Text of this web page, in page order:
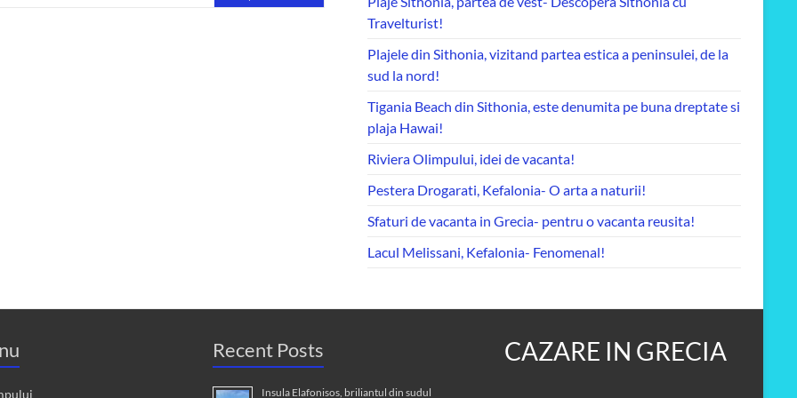
Travelturist!
Plajele din Sithonia, vizitand partea estica a peninsulei, de la
sud la nord!
Tigania Beach din Sithonia, este denumita pe buna dreptate si
plaja Hawai!
Riviera Olimpului, idei de vacanta!
Pestera Drogarati, Kefalonia- O arta a naturii!
Sfaturi de vacanta in Grecia- pentru o vacanta reusita!
Lacul Melissani, Kefalonia- Fenomenal!
Recent Posts
Insula Elafonisos, briliantul din sudul
CAZARE IN GRECIA